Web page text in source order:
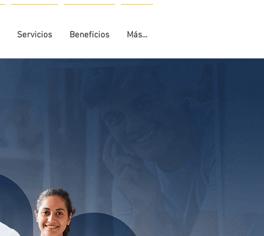
Servicios Beneficios Más...